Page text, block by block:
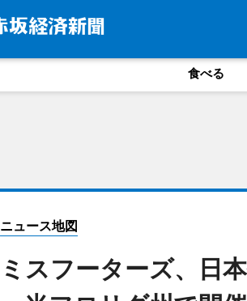
食べる
ニュース地図
ミスフーターズ、日